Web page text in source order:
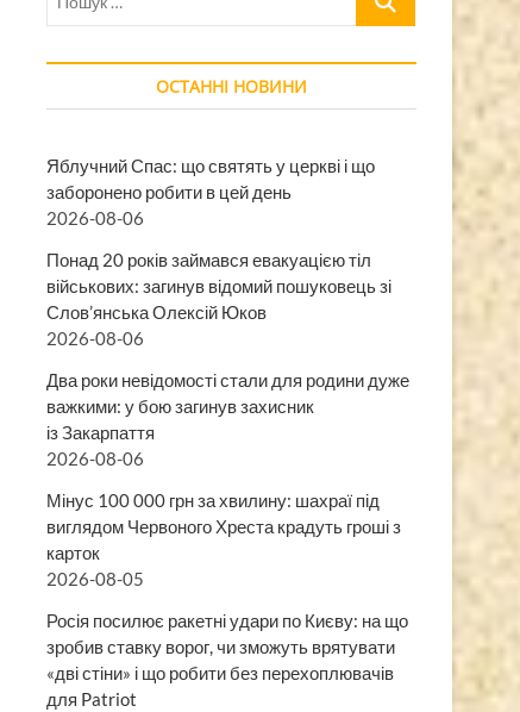
ОСТАННІ НОВИНИ
Яблучний Спас: що святять у церкві і що
заборонено робити в цей день
2026-08-06
Понад 20 років займався евакуацією тіл
військових: загинув відомий пошуковець зі
Слов’янська Олексій Юков
2026-08-06
Два роки невідомості стали для родини дуже
важкими: у бою загинув захисник
із Закарпаття
2026-08-06
Мінус 100 000 грн за хвилину: шахраї під
виглядом Червоного Хреста крадуть гроші з
карток
2026-08-05
Росія посилює ракетні удари по Києву: на що
зробив ставку ворог, чи зможуть врятувати
«дві стіни» і що робити без перехоплювачів
для Patriot